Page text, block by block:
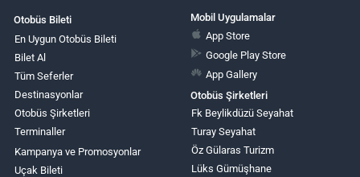
Otobüs Bileti
En Uygun Otobüs Bileti
Bilet Al
Tüm Seferler
Destinasyonlar
Otobüs Şirketleri
Terminaller
Kampanya ve Promosyonlar
Uçak Bileti
Mobil Uygulamalar
App Store
Google Play Store
App Gallery
Otobüs Şirketleri
Fk Beylikdüzü Seyahat
Turay Seyahat
Öz Gülaras Turizm
Lüks Gümüşhane